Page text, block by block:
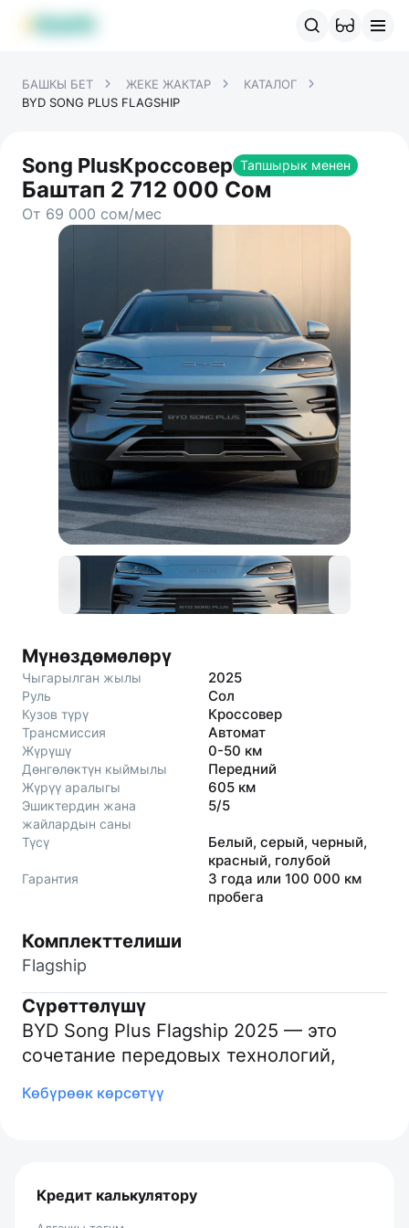
MBANK өнүмдөрү
БАШКЫ БЕТ ЖЕКЕ ЖАКТАР
КАТАЛОГ
BYD SONG PLUS FLAGSHIP
Song PlusКроссовер Тапшырык менен
Баштап 2 712 000 Сом
От 69 000 сом/мес
Мүнөздөмөлөрү
Чыгарылган жылы 2025
Руль Сол
Кузов түрү Кроссовер
Трансмиссия Автомат
Жүрүшү 0-50 км
Дөнгөлөктүн кыймылы Передний
Жүрүү аралыгы 605 км
Эшиктердин жана
жайлардын саны
5/5
Түсү
Белый, серый, черный,
красный, голубой
Гарантия
3 года или 100 000 км
пробега
Комплекттелиши
Flagship
Сүрөттөлүшү
BYD Song Plus Flagship 2025 — это
сочетание передовых технологий,
электрического привода. Он создан для
километре пути. Экстерьер модели
Көбүрөөк көрсөтүү
Кредит калькулятору